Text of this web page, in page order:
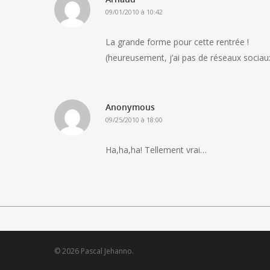
09/01/2010 à 10:42
La grande forme pour cette rentrée !
(heureusement, j’ai pas de réseaux
Anonymous
09/25/2010 à 18:00
Ha,ha,ha! Tellement vrai…
© 2026 Pascal Jehanno.